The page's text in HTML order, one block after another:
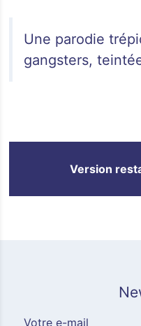
Une parodie
gangsters,
Version